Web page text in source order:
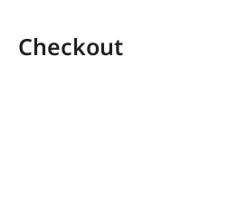
Checkout